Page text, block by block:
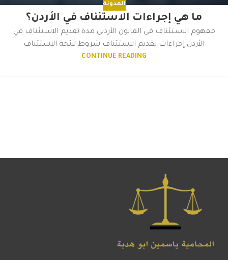
المدونة
ما هي إجراءات الاستئناف في الأردن؟
مفهوم الاستئناف في القانون الأردني مدة تقديم الاستئناف في
الأردن إجراءات تقديم الاستئناف شروط لائحة الاستئناف
CONTINUE READING